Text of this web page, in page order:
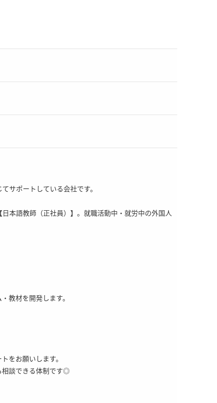
サポートしている会社です。
本語教師（正社員）】。就職活動中・就労中の外国人
教材を開発します。
をお願いします。
相談できる体制です◎